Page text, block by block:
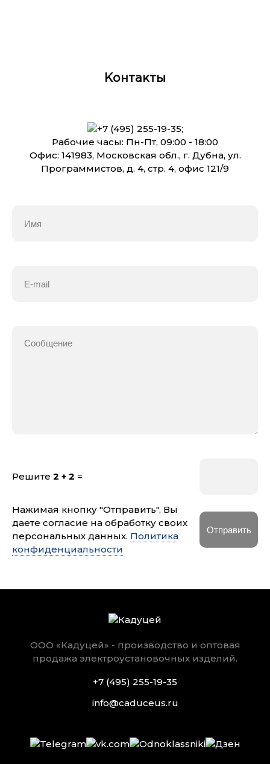
Контакты
+7 (495) 255-19-35;
Рабочие часы: Пн-Пт, 09:00 - 18:00
Офис: 141983, Московская обл., г. Дубна, ул.
Программистов, д. 4, стр. 4, офис 121/9
Решите 2 + 2 =
Нажимая кнопку "Отправить", Вы
даете согласие на обработку своих
персональных данных. Политика
конфиденциальности
ООО «Кадуцей» - производство и оптовая
продажа электроустановочных изделий.
+7 (495) 255-19-35
info@caduceus.ru